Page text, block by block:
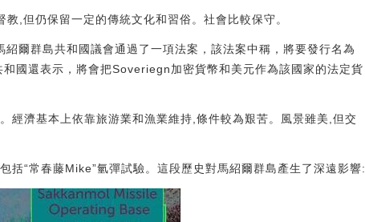
,但仍保留一定的傳統文化和習俗。社會比較保守。
爾群島共和國議會通過了一項法案，該法案中稱，將要發行名為
國還表示，將會把Soveriegn加密貨幣和美元作為該國家的法定貨
經濟基本上依靠旅游業和漁業維持,條件較為艱苦。風景雖美,但交
“常春藤Mike”氫彈試驗。這段歷史對馬紹爾群島產生了深遠影響: